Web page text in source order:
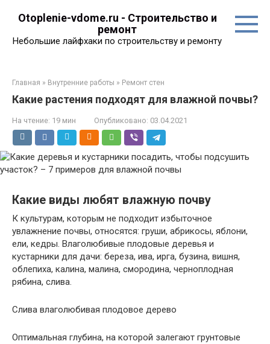
Otoplenie-vdome.ru - Строительство и
ремонт
Небольшие лайфхаки по строительству и ремонту
Главная » Внутренние работы » Ремонт стен
Какие растения подходят для влажной почвы?
На чтение: 19 мин Опубликовано: 03.04.2021
Какие виды любят влажную почву
К культурам, которым не подходит избыточное
увлажнение почвы, относятся: груши, абрикосы, яблони,
ели, кедры. Влаголюбивые плодовые деревья и
кустарники для дачи: береза, ива, ирга, бузина, вишня,
облепиха, калина, малина, смородина, черноплодная
рябина, слива.
Слива влаголюбивая плодовое дерево
Оптимальная глубина, на которой залегают грунтовые